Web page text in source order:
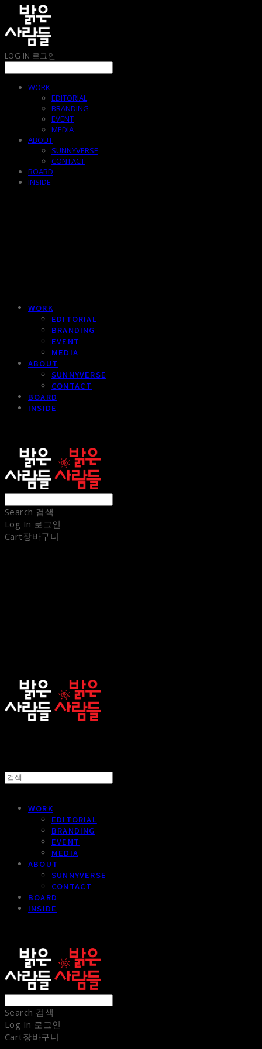
LOG IN 로그인
WORK
EDITORIAL
BRANDING
EVENT
MEDIA
ABOUT
SUNNYVERSE
CONTACT
BOARD
INSIDE
WORK
EDITORIAL
BRANDING
EVENT
MEDIA
ABOUT
SUNNYVERSE
CONTACT
BOARD
INSIDE
Search 검색
Log In 로그인
Cart장바구니
WORK
EDITORIAL
BRANDING
EVENT
MEDIA
ABOUT
SUNNYVERSE
CONTACT
BOARD
INSIDE
Search 검색
Log In 로그인
Cart장바구니